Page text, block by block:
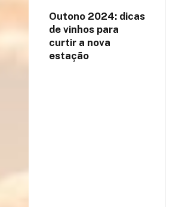
Outono 2024: dicas
de vinhos para
curtir a nova
estação